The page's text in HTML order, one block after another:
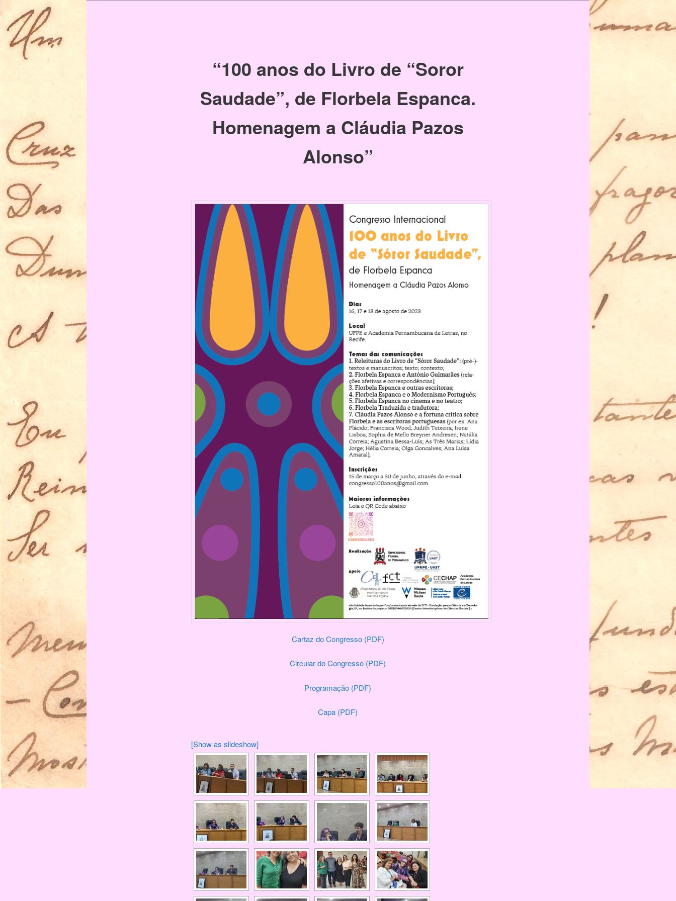
“100 anos do Livro de “Soror
Saudade”, de Florbela Espanca.
Homenagem a Cláudia Pazos
Alonso”
Cartaz do Congresso (PDF)
Circular do Congresso (PDF)
Programação (PDF)
Capa (PDF)
[Show as slideshow]